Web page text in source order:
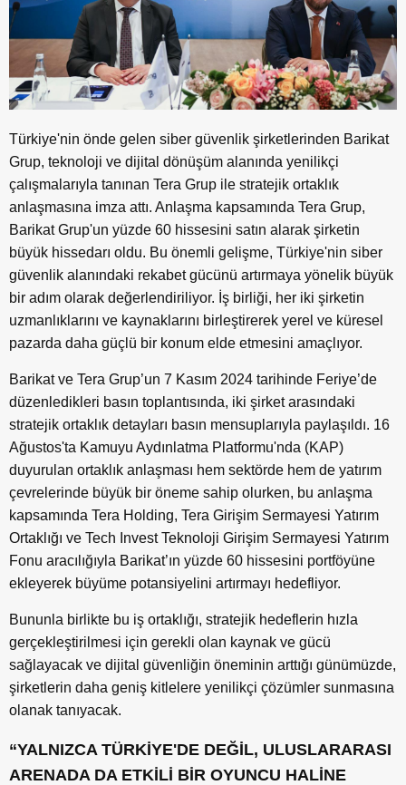
Türkiye'nin önde gelen siber güvenlik şirketlerinden Barikat
Grup, teknoloji ve dijital dönüşüm alanında yenilikçi
çalışmalarıyla tanınan Tera Grup ile stratejik ortaklık
anlaşmasına imza attı. Anlaşma kapsamında Tera Grup,
Barikat Grup'un yüzde 60 hissesini satın alarak şirketin
büyük hissedarı oldu. Bu önemli gelişme, Türkiye'nin siber
güvenlik alanındaki rekabet gücünü artırmaya yönelik büyük
bir adım olarak değerlendiriliyor. İş birliği, her iki şirketin
uzmanlıklarını ve kaynaklarını birleştirerek yerel ve küresel
pazarda daha güçlü bir konum elde etmesini amaçlıyor.
Barikat ve Tera Grup’un 7 Kasım 2024 tarihinde Feriye’de
düzenledikleri basın toplantısında, iki şirket arasındaki
stratejik ortaklık detayları basın mensuplarıyla paylaşıldı. 16
Ağustos'ta Kamuyu Aydınlatma Platformu'nda (KAP)
duyurulan ortaklık anlaşması hem sektörde hem de yatırım
çevrelerinde büyük bir öneme sahip olurken, bu anlaşma
kapsamında Tera Holding, Tera Girişim Sermayesi Yatırım
Ortaklığı ve Tech Invest Teknoloji Girişim Sermayesi Yatırım
Fonu aracılığıyla Barikat’ın yüzde 60 hissesini portföyüne
ekleyerek büyüme potansiyelini artırmayı hedefliyor.
Bununla birlikte bu iş ortaklığı, stratejik hedeflerin hızla
gerçekleştirilmesi için gerekli olan kaynak ve gücü
sağlayacak ve dijital güvenliğin öneminin arttığı günümüzde,
şirketlerin daha geniş kitlelere yenilikçi çözümler sunmasına
olanak tanıyacak.
“YALNIZCA TÜRKİYE'DE DEĞİL, ULUSLARARASI
ARENADA DA ETKİLİ BİR OYUNCU HALİNE